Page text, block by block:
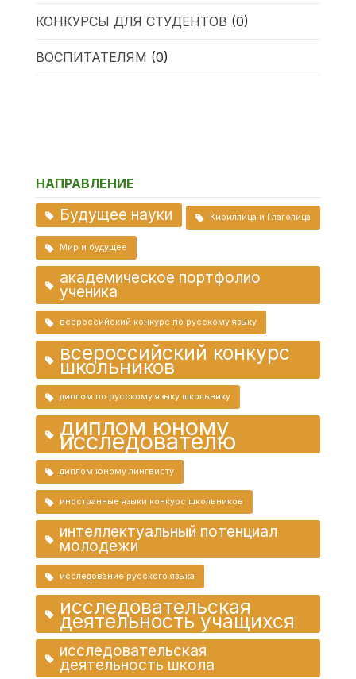
КОНКУРСЫ ДЛЯ СТУДЕНТОВ (0)
ВОСПИТАТЕЛЯМ (0)
НАПРАВЛЕНИЕ
Будущее науки Кириллица и Глаголица
Мир и будущее
академическое портфолио
ученика
всероссийский конкурс по русскому языку
всероссийский конкурс
школьников
диплом по русскому языку школьнику
диплом юному
исследователю
диплом юному лингвисту
иностранные языки конкурс школьников
интеллектуальный потенциал
молодежи
исследование русского языка
исследовательская
деятельность учащихся
исследовательская
деятельность школа